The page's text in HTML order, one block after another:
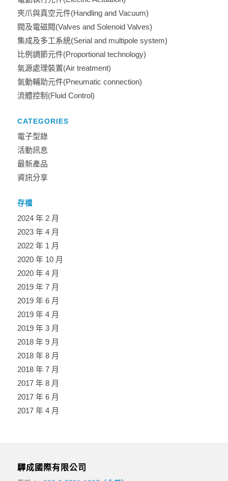
夾爪與真空元件(Handling and Vacuum)
閥及電磁閥(Valves and Solenoid Valves)
集成及多工系統(Serial and multipole system)
比例調節元件(Proportional technology)
氣源處理裝置(Air treatment)
氣動輔助元件(Pneumatic connection)
流體控制(Fluid Control)
CATEGORIES
電子型錄
活動訊息
最新產品
資訊分享
存檔
2024 年 2 月
2023 年 4 月
2022 年 1 月
2020 年 10 月
2020 年 4 月
2019 年 7 月
2019 年 6 月
2019 年 4 月
2019 年 3 月
2018 年 9 月
2018 年 8 月
2018 年 7 月
2017 年 8 月
2017 年 6 月
2017 年 4 月
驊成國際有限公司